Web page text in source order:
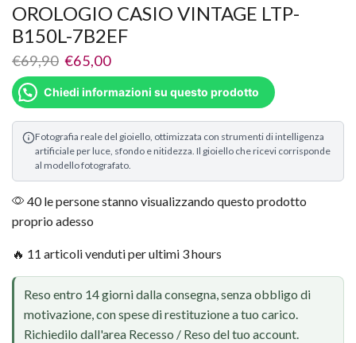
OROLOGIO CASIO VINTAGE LTP-
B150L-7B2EF
€69,90 €65,00
Chiedi informazioni su questo prodotto
Fotografia reale del gioiello, ottimizzata con strumenti di intelligenza
artificiale per luce, sfondo e nitidezza. Il gioiello che ricevi corrisponde
al modello fotografato.
40 le persone stanno visualizzando questo prodotto
proprio adesso
🔥 11 articoli venduti per ultimi 3 hours
Reso entro 14 giorni dalla consegna, senza obbligo di
motivazione, con spese di restituzione a tuo carico.
Richiedilo dall'area Recesso / Reso del tuo account.